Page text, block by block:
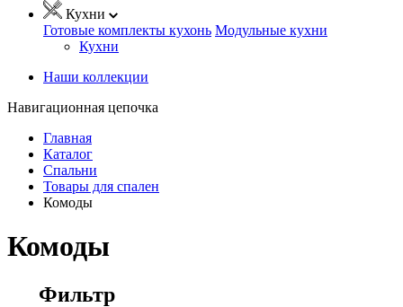
Кухни
Готовые комплекты кухонь Модульные кухни
Кухни
Наши коллекции
Навигационная цепочка
Главная
Каталог
Спальни
Товары для спален
Комоды
Комоды
Фильтр